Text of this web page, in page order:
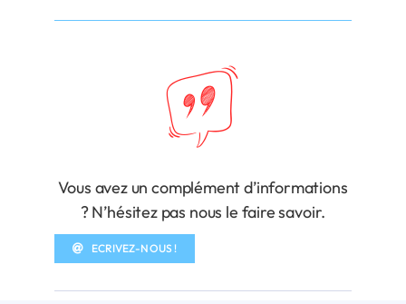
Vous avez un complément d’informations
? N’hésitez pas nous le faire savoir.
ECRIVEZ-NOUS !